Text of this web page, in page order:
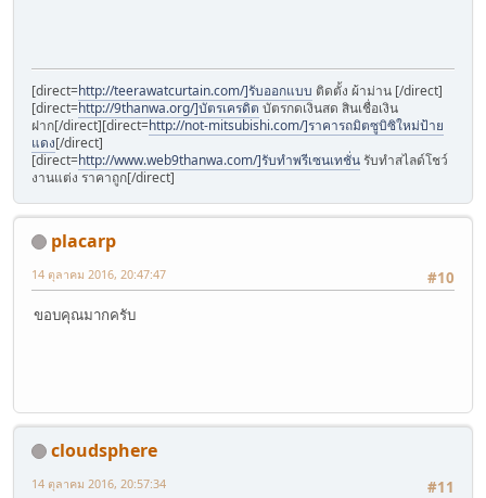
[direct=http://teerawatcurtain.com/]รับออกแบบ ติดตั้ง ผ้าม่าน [/direct]
[direct=http://9thanwa.org/]บัตรเครดิต บัตรกดเงินสด สินเชื่อเงิน
ฝาก[/direct][direct=http://not-mitsubishi.com/]ราคารถมิตซูบิซิใหม่ป้าย
แดง[/direct]
[direct=http://www.web9thanwa.com/]รับทำพรีเซนเทชั่น รับทำสไลด์โชว์
งานแต่ง ราคาถูก[/direct]
placarp
#10
14 ตุลาคม 2016, 20:47:47
ขอบคุณมากครับ
cloudsphere
#11
14 ตุลาคม 2016, 20:57:34